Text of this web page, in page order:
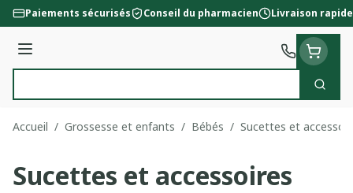
Aller au contenu
Paiements sécurisés Conseil du pharmacien Livraison rapide
Menu
Accueil / Grossesse et enfants / Bébés / Sucettes et
Sucettes et accessoires